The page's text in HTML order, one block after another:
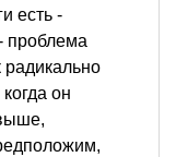
есть -
проблема
радикально
он